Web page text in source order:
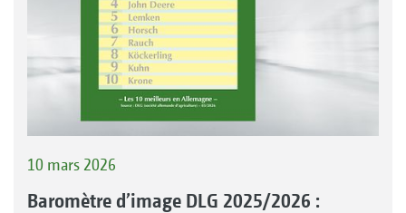
10 mars 2026
Baromètre d’image DLG 2025/2026 :